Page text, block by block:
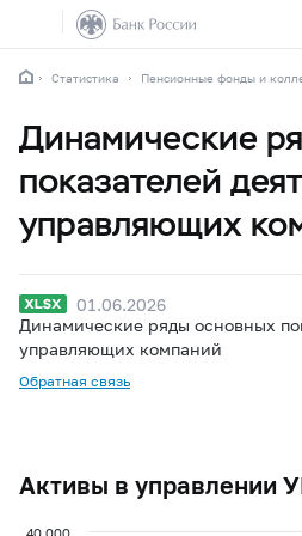
Статистика Пенсионные фонды и
Динамические
показателей
управляющих
01.06.2026
Динамические ряды основных
управляющих компаний
Обратная связь
Активы в управлении